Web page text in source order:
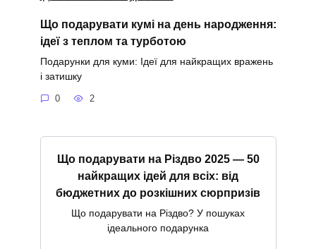
Що подарувати кумі на день народження:
ідеї з теплом та турботою
Подарунки для куми: Ідеї для найкращих вражень
і затишку
0 2
Що подарувати на Різдво 2025 — 50
найкращих ідей для всіх: від
бюджетних до розкішних сюрпризів
Що подарувати на Різдво? У пошуках
ідеального подарунка